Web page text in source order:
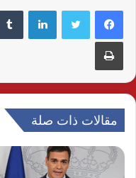
لينكدإن
طباعة
مقالات ذات صلة